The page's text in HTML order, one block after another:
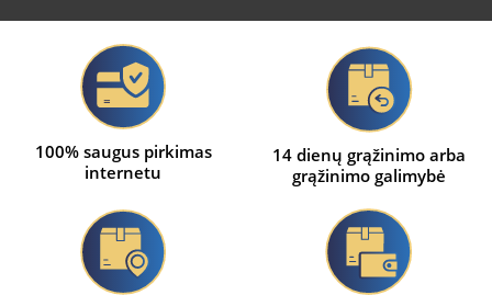
100% saugus pirkimas
internetu
14 dienų grąžinimo arba
grąžinimo galimybė